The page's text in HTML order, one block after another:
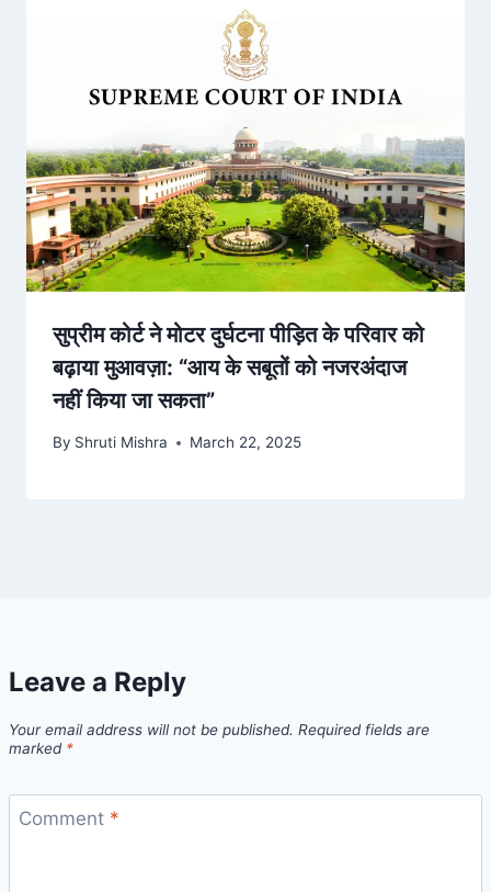
सुप्रीम कोर्ट ने मोटर दुर्घटना पीड़ित के परिवार को
बढ़ाया मुआवज़ा: “आय के सबूतों को नजरअंदाज
नहीं किया जा सकता”
By Shruti Mishra March 22, 2025
Leave a Reply
Your email address will not be published. Required fields are
marked *
Comment *